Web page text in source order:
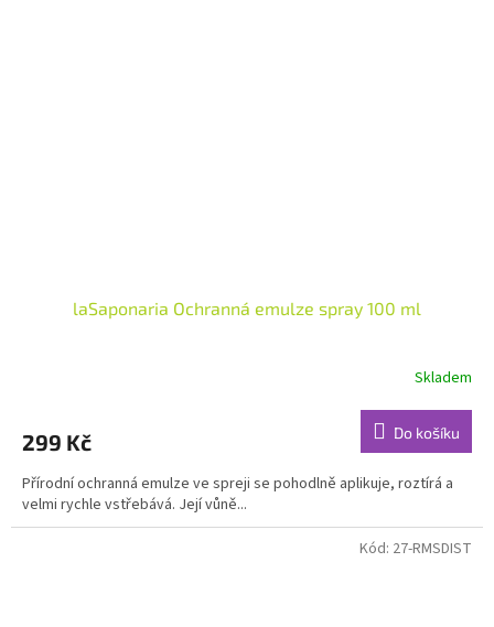
laSaponaria Ochranná emulze spray 100 ml
je
z
5
hvězdiček.
Skladem
299 Kč Do košíku
Přírodní ochranná emulze ve spreji se pohodlně aplikuje, roztírá a
velmi rychle vstřebává. Její vůně...
Kód: 27-RMSDIST